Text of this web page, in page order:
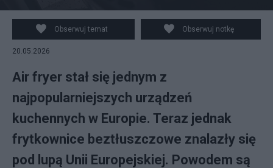
Obserwuj temat Obserwuj notkę
20.05.2026
Air fryer stał się jednym z
najpopularniejszych urządzeń
kuchennych w Europie. Teraz jednak
frytkownice beztłuszczowe znalazły się
pod lupą Unii Europejskiej. Powodem są